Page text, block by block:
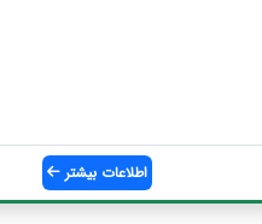
اطلاعات بیشتر